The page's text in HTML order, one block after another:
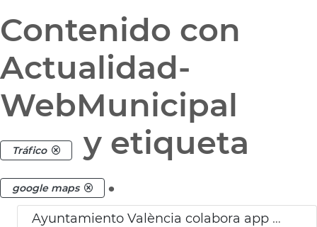
Contenido con
Actualidad-
WebMunicipal
Tráfico y etiqueta
google maps .
Ayuntamiento València colabora app Waze seguridad vial colegios